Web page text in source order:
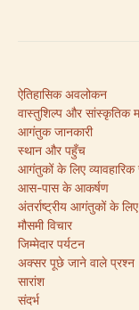
ऐतिहासिक अवलोकन
वास्तुशिल्प और सांस्कृतिक
आगंतुक जानकारी
स्थान और पहुँच
आगंतुकों के लिए
आस-पास के आकर्षण
अंतर्राष्ट्रीय आगंतुकों के
मौसमी विचार
जिम्मेदार पर्यटन
अक्सर पूछे जाने वाले प्रश्न
सारांश
संदर्भ